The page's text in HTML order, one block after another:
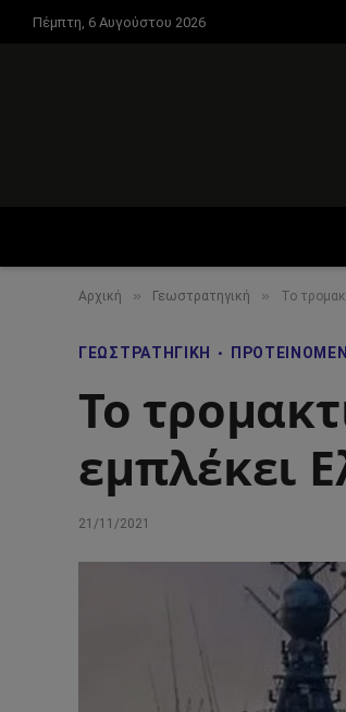
Πέμπτη, 6 Αυγούστου 2026
Αρχική » Γεωστρατηγική » Το
ΓΕΩΣΤΡΑΤΗΓΙΚΉ
Το
εμπλέκει
21/11/2021